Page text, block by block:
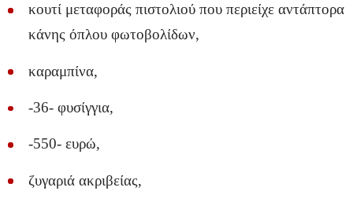
κουτί μεταφοράς πιστολιού που περιείχε αντάπτορα
κάνης όπλου φωτοβολίδων,
καραμπίνα,
-36- φυσίγγια,
-550- ευρώ,
ζυγαριά ακριβείας,